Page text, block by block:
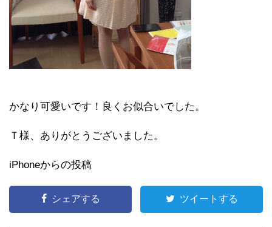
かなり可愛いです！良くお似合いでした。
Ｔ様、ありがとうございました。
iPhoneからの投稿
シェアする ツイートする